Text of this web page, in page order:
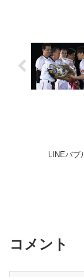
LINEバブ
コメント